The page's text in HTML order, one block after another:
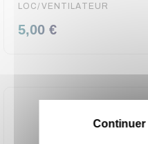
LOC/VENTILATEUR
5,00 €
Continuer